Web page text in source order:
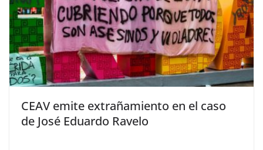
CEAV emite extrañamiento en el caso
de José Eduardo Ravelo